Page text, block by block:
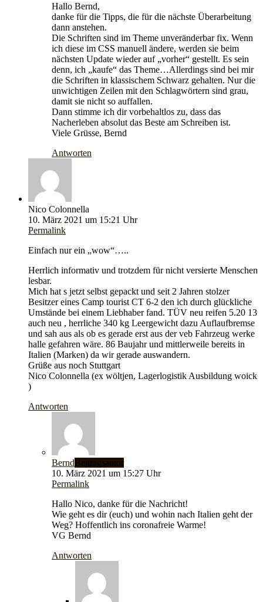
Hallo Bernd,
danke für die Tipps, die für die nächste Überarbeitung
dann anstehen.
Die Schriften sind im Theme unveränderbar fix. Wenn
ich diese im CSS manuell ändere, werden sie beim
nächsten Update wieder auf „vorher“ gestellt. Es sein
denn, ich „kaufe“ das Theme…Allerdings sind bei mir
die Schriften in klassischem Schwarz gehalten. Nur die
unwichtigen Zeilen mit den Schlagwörtern sind grau,
damit sie nicht so auffallen.
Dann stimme ich dir vorbehaltlos zu, dass das
Nacherleben absolut das Beste am Schreiben ist.
Viele Grüsse, Bernd
Antworten
Nico Colonnella
10. März 2021 um 15:21 Uhr
Permalink
Einfach nur ein „wow“…..
Herrlich informativ und trotzdem für nicht versierte Menschen
lesbar.
Mich hat s jetzt selbst gepackt und seit 2 Jahren stolzer
Besitzer eines Camp tourist CT 6-2 den ich durch glückliche
Umstände bei einem Liebhaber fand. TÜV neu reifen 5.20 13
auch neu , herrliche 340 kg Leergewicht dazu Auflaufbremse
und sah aus als ob es gerade erst aus der veb Fahrzeug werke
halle gefahren wäre. 86 Baujahr und mittlerweile bereits in
Italien (Marken) da wir gerade auswandern.
Grüße aus noch Stuttgart
Nico Colonnella (ex wöltjen, Lagerlogistik Ausbildung woick
)
Antworten
BerndBeitragsautor
10. März 2021 um 15:27 Uhr
Permalink
Hallo Nico, danke für die Nachricht!
Wie geht es dir (euch) und wohin nach Italien geht der
Weg? Hoffentlich ins coronafreie Warme!
VG Bernd
Antworten